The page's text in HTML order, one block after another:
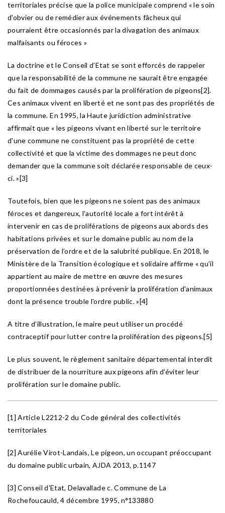
territoriales précise que la police municipale comprend « le soin
d'obvier ou de remédier aux événements fâcheux qui
pourraient être occasionnés par la divagation des animaux
malfaisants ou féroces »
La doctrine et le Conseil d’Etat se sont efforcés de rappeler
que la responsabilité de la commune ne saurait être engagée
du fait de dommages causés par la prolifération de pigeons[2].
Ces animaux vivent en liberté et ne sont pas des propriétés de
la commune. En 1995, la Haute juridiction administrative
affirmait que « les pigeons vivant en liberté sur le territoire
d'une commune ne constituent pas la propriété de cette
collectivité et que la victime des dommages ne peut donc
demander que la commune soit déclarée responsable de ceux-
ci. »[3]
Toutefois, bien que les pigeons ne soient pas des animaux
féroces et dangereux, l’autorité locale a fort intérêt à
intervenir en cas de proliférations de pigeons aux abords des
habitations privées et sur le domaine public au nom de la
préservation de l’ordre et de la salubrité publique. En 2018, le
Ministère de la Transition écologique et solidaire affirme « qu’il
appartient au maire de mettre en œuvre des mesures
proportionnées destinées à prévenir la prolifération d'animaux
dont la présence trouble l'ordre public. »[4]
A titre d’illustration, le maire peut utiliser un procédé
contraceptif pour lutter contre la prolifération des pigeons.[5]
Le plus souvent, le règlement sanitaire départemental interdit
de distribuer de la nourriture aux pigeons afin d’éviter leur
prolifération sur le domaine public.
[1] Article L2212-2 du Code général des collectivités
territoriales
[2] Aurélie Virot-Landais, Le pigeon, un occupant préoccupant
du domaine public urbain, AJDA 2013, p.1147
[3] Conseil d’Etat, Delavallade c. Commune de La
Rochefoucauld, 4 décembre 1995, n°133880